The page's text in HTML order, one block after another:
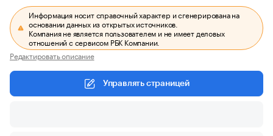
Информация носит справочный характер и сгенерирована на
основании данных из открытых источников.
Компания не является пользователем и не имеет деловых
отношений с сервисом РБК Компании.
Редактировать описание
Управлять страницей